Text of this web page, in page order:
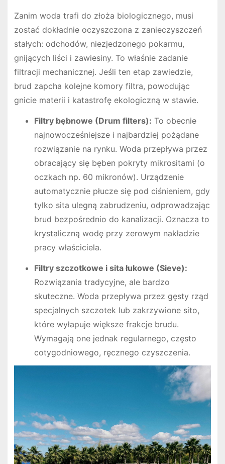
Zanim woda trafi do złoża biologicznego, musi
zostać dokładnie oczyszczona z zanieczyszczeń
stałych: odchodów, niezjedzonego pokarmu,
gnijących liści i zawiesiny. To właśnie zadanie
filtracji mechanicznej. Jeśli ten etap zawiedzie,
brud zapcha kolejne komory filtra, powodując
gnicie materii i katastrofę ekologiczną w stawie.
Filtry bębnowe (Drum filters): To obecnie
najnowocześniejsze i najbardziej pożądane
rozwiązanie na rynku. Woda przepływa przez
obracający się bęben pokryty mikrositami (o
oczkach np. 60 mikronów). Urządzenie
automatycznie płucze się pod ciśnieniem, gdy
tylko sita ulegną zabrudzeniu, odprowadzając
brud bezpośrednio do kanalizacji. Oznacza to
krystaliczną wodę przy zerowym nakładzie
pracy właściciela.
Filtry szczotkowe i sita łukowe (Sieve):
Rozwiązania tradycyjne, ale bardzo
skuteczne. Woda przepływa przez gęsty rząd
specjalnych szczotek lub zakrzywione sito,
które wyłapuje większe frakcje brudu.
Wymagają one jednak regularnego, często
cotygodniowego, ręcznego czyszczenia.